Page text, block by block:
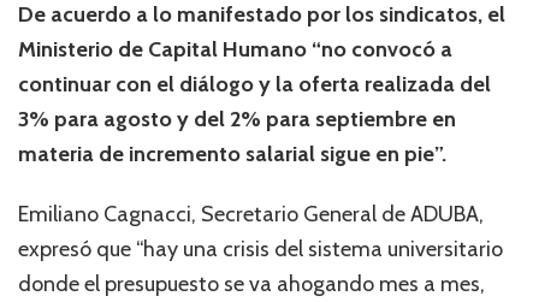
De acuerdo a lo manifestado por los sindicatos, el
Ministerio de Capital Humano “no convocó a
continuar con el diálogo y la oferta realizada del
3% para agosto y del 2% para septiembre en
materia de incremento salarial sigue en pie”.
Emiliano Cagnacci, Secretario General de ADUBA,
expresó que “hay una crisis del sistema universitario
donde el presupuesto se va ahogando mes a mes,